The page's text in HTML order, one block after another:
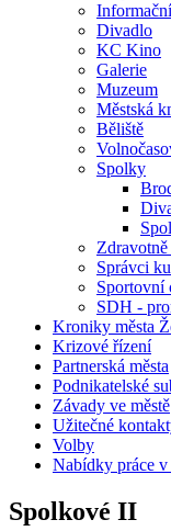
Divadlo
KC Kino
Galerie
Muzeum
Městská
Běliště
Spolky
Správci
Sportovní
SDH -
Kroniky města
Krizové řízení
Partnerská města
Podnikatelské
Závady ve městě
Užitečné
Volby
Nabídky práce v
Spolkové II